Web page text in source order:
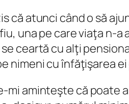
că atunci când o să
una pe care viaţa n-
ceartă cu alţi
nimeni cu înfăţişarea
mi aminteşte că poate